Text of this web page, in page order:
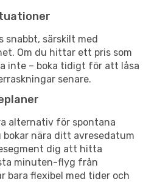
snabbt, särskilt med
Om du hittar ett pris som
inte – boka tidigt för att låsa
senare.
alternativ för spontana
bokar nära ditt avresedatum
dig att hitta
minuten-flyg från
bara flexibel med tider och